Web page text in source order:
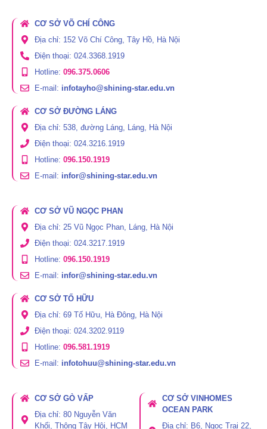
CƠ SỞ VÕ CHÍ CÔNG
Địa chỉ: 152 Võ Chí Công, Tây Hồ, Hà Nội
Điện thoại: 024.3368.1919
Hotline: 096.375.0606
E-mail: infotayho@shining-star.edu.vn
CƠ SỞ ĐƯỜNG LÁNG
Địa chỉ: 538, đường Láng, Láng, Hà Nội
Điện thoại: 024.3216.1919
Hotline: 096.150.1919
E-mail: infor@shining-star.edu.vn
CƠ SỞ VŨ NGỌC PHAN
Địa chỉ: 25 Vũ Ngọc Phan, Láng, Hà Nội
Điện thoại: 024.3217.1919
Hotline: 096.150.1919
E-mail: infor@shining-star.edu.vn
CƠ SỞ TỐ HỮU
Địa chỉ: 69 Tố Hữu, Hà Đông, Hà Nội
Điện thoại: 024.3202.9119
Hotline: 096.581.1919
E-mail: infotohuu@shining-star.edu.vn
CƠ SỞ GÒ VẤP
Địa chỉ: 80 Nguyễn Văn
Khối, Thông Tây Hội, HCM
CƠ SỞ VINHOMES
OCEAN PARK
Địa chỉ: B6, Ngọc Trai 22,